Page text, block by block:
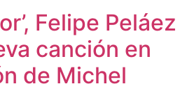
Felipe Peláez
canción en
de Michel